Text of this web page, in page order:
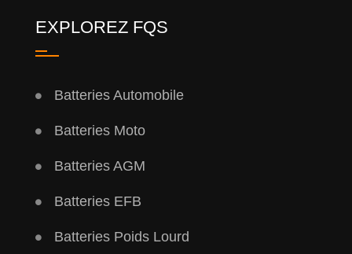
EXPLOREZ FQS
Batteries Automobile
Batteries Moto
Batteries AGM
Batteries EFB
Batteries Poids Lourd